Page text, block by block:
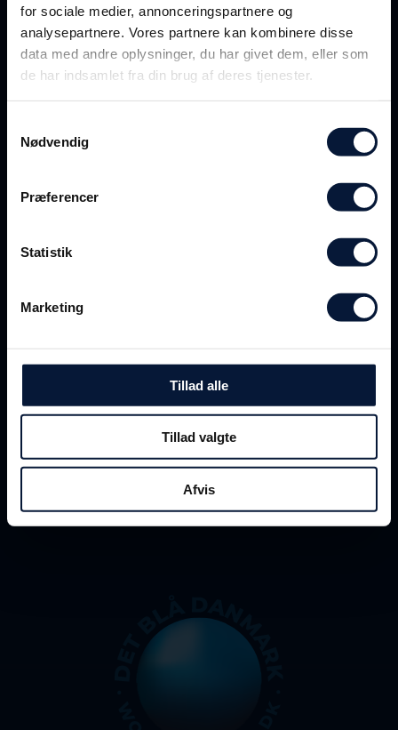
for sociale medier, annonceringspartnere og
analysepartnere. Vores partnere kan kombinere disse
data med andre oplysninger, du har givet dem, eller som
de har indsamlet fra din brug af deres tjenester.
Nødvendig
Præferencer
Statistik
Marketing
Tillad alle
Tillad valgte
Afvis
Følg med på sociale medier
#DBD2026